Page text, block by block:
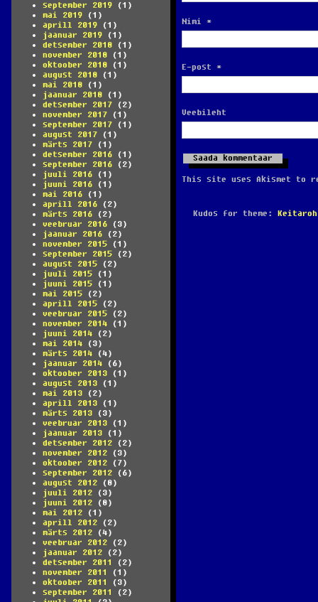
september 2019 (1)
mai 2019 (1)
aprill 2019 (1)
jaanuar 2019 (1)
detsember 2018 (1)
november 2018 (1)
oktoober 2018 (1)
august 2018 (1)
mai 2018 (1)
jaanuar 2018 (1)
detsember 2017 (2)
november 2017 (1)
september 2017 (1)
august 2017 (1)
märts 2017 (1)
detsember 2016 (1)
september 2016 (2)
juuli 2016 (1)
juuni 2016 (1)
mai 2016 (1)
aprill 2016 (2)
märts 2016 (2)
veebruar 2016 (3)
jaanuar 2016 (2)
november 2015 (1)
september 2015 (2)
august 2015 (2)
juuli 2015 (1)
juuni 2015 (1)
mai 2015 (2)
aprill 2015 (2)
veebruar 2015 (2)
november 2014 (1)
juuni 2014 (2)
mai 2014 (3)
märts 2014 (4)
jaanuar 2014 (6)
oktoober 2013 (1)
august 2013 (1)
mai 2013 (2)
aprill 2013 (1)
märts 2013 (3)
veebruar 2013 (1)
jaanuar 2013 (1)
detsember 2012 (2)
november 2012 (3)
oktoober 2012 (7)
september 2012 (6)
august 2012 (8)
juuli 2012 (3)
juuni 2012 (8)
mai 2012 (1)
aprill 2012 (2)
märts 2012 (4)
veebruar 2012 (2)
jaanuar 2012 (2)
detsember 2011
(2)
november 2011
(1)
oktoober 2011
(3)
september 2011
(2)
Nimi *
E-post *
Veebileht
This site uses Akismet to
Kudos for theme: